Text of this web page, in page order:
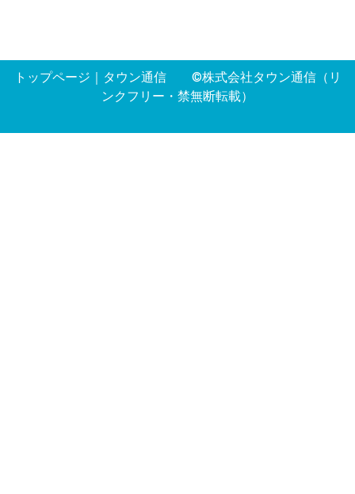
トップページ ｜ タウン通信©株式会社タウン通信（リ
ンクフリー・禁無断転載）